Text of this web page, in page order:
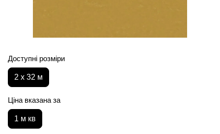
Доступні розміри
2 х 32 м
Ціна вказана за
1 м кв